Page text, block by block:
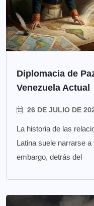
Diplomacia de
Venezuela Actual
26 DE JULIO DE
La historia de las
Latina suele narrarse
embargo, detrás del